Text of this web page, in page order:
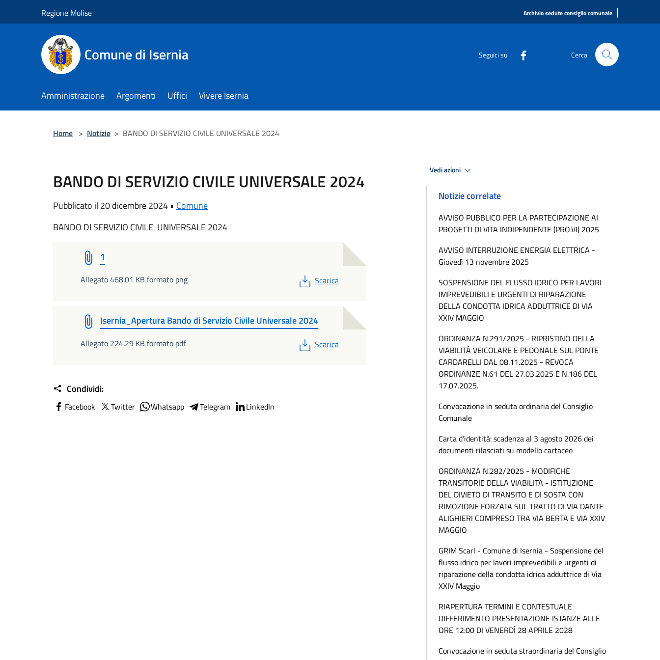
Regione Molise Archivio sedute consiglio comunale |
Comune di Isernia Seguici su Cerca
Amministrazione Argomenti Uffici Vivere Isernia
Home > Notizie > BANDO DI SERVIZIO CIVILE UNIVERSALE 2024
BANDO DI SERVIZIO CIVILE UNIVERSALE 2024
Pubblicato il 20 dicembre 2024 • Comune
BANDO DI SERVIZIO CIVILE UNIVERSALE 2024
1
Allegato 468.01 KB formato png PDF
Scarica
Isernia_Apertura Bando di Servizio Civile Universale 2024
Allegato 224.29 KB formato pdf PDF
Scarica
Condividi:
Facebook Twitter Whatsapp Telegram LinkedIn
Vedi azioni
Notizie correlate
AVVISO PUBBLICO PER LA PARTECIPAZIONE AI
PROGETTI DI VITA INDIPENDENTE (PRO.VI) 2025
AVVISO INTERRUZIONE ENERGIA ELETTRICA -
Giovedì 13 novembre 2025
SOSPENSIONE DEL FLUSSO IDRICO PER LAVORI
IMPREVEDIBILI E URGENTI DI RIPARAZIONE
DELLA CONDOTTA IDRICA ADDUTTRICE DI VIA
XXIV MAGGIO
ORDINANZA N.291/2025 - RIPRISTINO DELLA
VIABILITÀ VEICOLARE E PEDONALE SUL PONTE
CARDARELLI DAL 08.11.2025 - REVOCA
ORDINANZE N.61 DEL 27.03.2025 E N.186 DEL
17.07.2025.
Convocazione in seduta ordinaria del Consiglio
Comunale
Carta d’identità: scadenza al 3 agosto 2026 dei
documenti rilasciati su modello cartaceo
ORDINANZA N.282/2025 - MODIFICHE
TRANSITORIE DELLA VIABILITÀ - ISTITUZIONE
DEL DIVIETO DI TRANSITO E DI SOSTA CON
RIMOZIONE FORZATA SUL TRATTO DI VIA DANTE
ALIGHIERI COMPRESO TRA VIA BERTA E VIA XXIV
MAGGIO
GRIM Scarl - Comune di Isernia - Sospensione del
flusso idrico per lavori imprevedibili e urgenti di
riparazione della condotta idrica adduttrice di Via
XXIV Maggio
RIAPERTURA TERMINI E CONTESTUALE
DIFFERIMENTO PRESENTAZIONE ISTANZE ALLE
ORE 12:00 DI VENERDÌ 28 APRILE 2028
Convocazione in seduta straordinaria del Consiglio